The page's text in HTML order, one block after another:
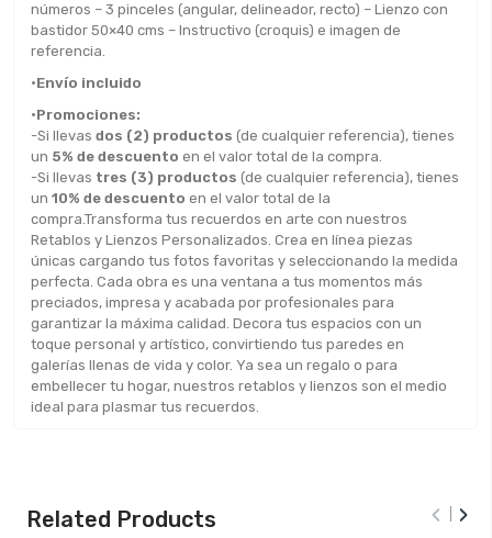
números – 3 pinceles (angular, delineador, recto) – Lienzo con
bastidor 50×40 cms – Instructivo (croquis) e imagen de
referencia.
•Envío incluido
•Promociones:
-Si llevas dos (2) productos (de cualquier referencia), tienes
un 5% de descuento en el valor total de la compra.
-Si llevas tres (3) productos (de cualquier referencia), tienes
un 10% de descuento en el valor total de la
compra.Transforma tus recuerdos en arte con nuestros
Retablos y Lienzos Personalizados. Crea en línea piezas
únicas cargando tus fotos favoritas y seleccionando la medida
perfecta. Cada obra es una ventana a tus momentos más
preciados, impresa y acabada por profesionales para
garantizar la máxima calidad. Decora tus espacios con un
toque personal y artístico, convirtiendo tus paredes en
galerías llenas de vida y color. Ya sea un regalo o para
embellecer tu hogar, nuestros retablos y lienzos son el medio
ideal para plasmar tus recuerdos.
Related Products ‹ ›